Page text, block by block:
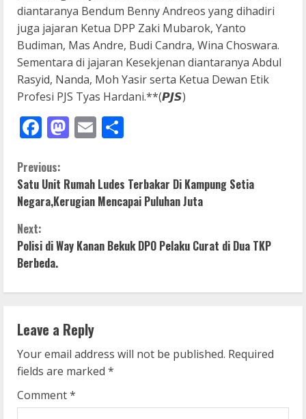
diantaranya Bendum Benny Andreos yang dihadiri
juga jajaran Ketua DPP Zaki Mubarok, Yanto
Budiman, Mas Andre, Budi Candra, Wina Choswara.
Sementara di jajaran Kesekjenan diantaranya Abdul
Rasyid, Nanda, Moh Yasir serta Ketua Dewan Etik
Profesi PJS Tyas Hardani.**(𝙋𝙅𝙎)
Facebook
Mastodon
Email
C
o
n
t
i
n
u
e
R
Previous:
Satu Unit Rumah Ludes Terbakar Di Kampung Setia
Negara,Kerugian Mencapai Puluhan Juta
Next:
Polisi di Way Kanan Bekuk DPO Pelaku Curat di Dua TKP
Berbeda.
Leave a Reply
Your email address will not be published. Required
fields are marked *
Comment*